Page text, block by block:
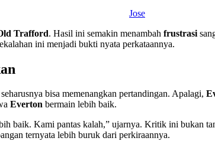
Jose
Trafford. Hasil ini semakin menambah frustrasi
ini menjadi bukti nyata perkataannya.
bisa memenangkan pertandingan. Apalagi,
Everton bermain lebih baik.
baik. Kami pantas kalah,” ujarnya. Kritik ini bukan
ternyata lebih buruk dari perkiraannya.